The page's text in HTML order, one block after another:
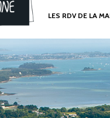
LES RDV DE LA